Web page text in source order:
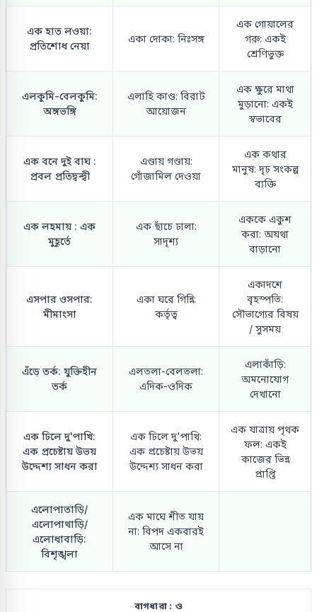
এক হাত লওয়া:
প্রতিশোধ নেয়া
একা দোকা: নিঃসঙ্গ
এক গোয়ালের
গরু: একই
শ্রেণিভুক্ত
এলকুমি-বেলকুমি:
অঙ্গভঙ্গি
এলাহি কাণ্ড: বিরাট
আয়োজন
এক ক্ষুরে মাথা
মুড়ানো: একই
স্বভাবের
এক বনে দুই বাঘ :
প্রবল প্রতিদ্বন্দ্বী
এণ্ডায় গণ্ডায়:
গোঁজামিল দেওয়া
এক কথার
মানুষ: দৃঢ় সংকল্প
ব্যক্তি
এক লহমায় : এক
মুহূর্তে
এক ছাঁচে ঢালা:
সাদৃশ্য
এককে একুশ
করা: অযথা
বাড়ানো
এসপার ওসপার:
মীমাংসা
একা ঘরে গিন্নি:
কর্তৃত্ব
একাদশে
বৃহস্পতি:
সৌভাগ্যের বিষয়
/ সুসময়
এঁড়ে তর্ক: যুক্তিহীন
তর্ক
এলতলা-বেলতলা:
এদিক-ওদিক
এলাকাঁড়ি:
অমনোযোগ
দেখানো
এক ঢিলে দু'পাখি:
এক প্রচেষ্টায় উভয়
উদ্দেশ্য সাধন করা
এক ঢিলে দু'পাখি:
এক প্রচেষ্টায় উভয়
উদ্দেশ্য সাধন করা
এক যাত্রায় পৃথক
ফল: একই
কাজের ভিন্ন
প্রাপ্তি
এলোপাতাড়ি/
এলোপাথাড়ি/
এলোধাবাড়ি:
বিশৃঙ্খলা
এক মাঘে শীত যায়
না: বিপদ একবারই
আসে না
বাগধারা : ও